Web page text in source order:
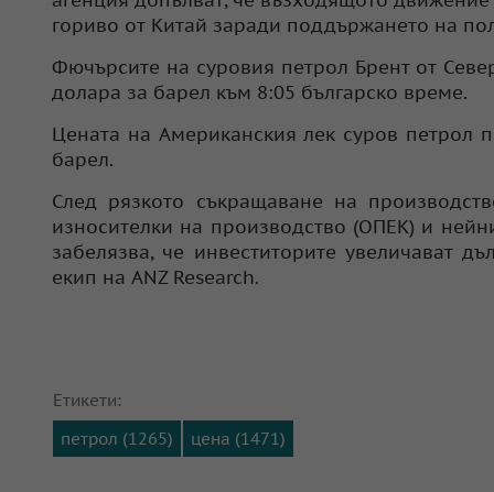
гориво от Китай заради поддържането на
Фючърсите на суровия петрол Брент от
долара за барел към 8:05 българско време.
Цената на Американския лек суров петрол
барел.
След рязкото съкращаване на
износителки на производство (ОПЕК) и
забелязва, че инвеститорите увеличават
екип на ANZ Research.
Етикети:
петрол (1265)
цена (1471)